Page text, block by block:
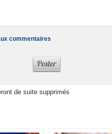
commentaires
de suite supprimés